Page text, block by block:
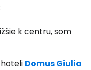
k centru, som
Domus Giulia